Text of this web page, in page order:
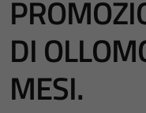
DI
MESI.